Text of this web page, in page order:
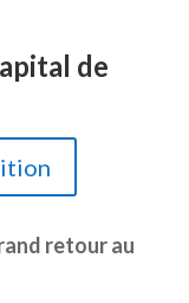
de
retour au